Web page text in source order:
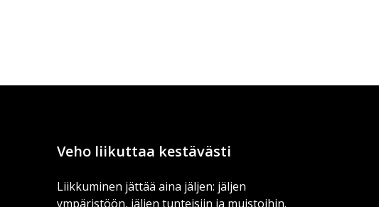
Veho liikuttaa kestävästi
Liikkuminen jättää aina jäljen: jäljen
ympäristöön, jäljen tunteisiin ja muistoihin.